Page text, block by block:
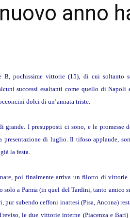
anno
B, pochissime vittorie (15), di cui soltanto
successi esaltanti come quello di Napoli
dolci di un’annata triste.
I presupposti ci sono, e le promesse
presentazione di luglio. Il tifoso applaude,
la festa.
poi finalmente arriva un filotto di vittorie
solo a Parma (in quel del Tardini, tanto amico
subendo ceffoni inattesi (Pisa, Ancona)
le due vittorie interne (Piacenza e